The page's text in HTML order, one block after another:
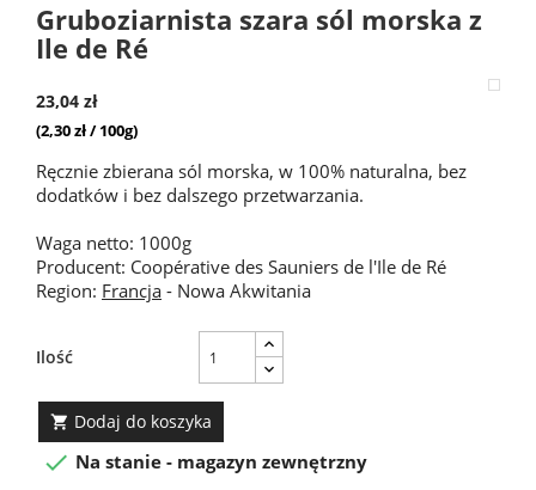
Gruboziarnista szara sól morska z
Ile de Ré
23,04 zł
(2,30 zł / 100g)
Ręcznie zbierana sól morska, w 100% naturalna, bez
dodatków i bez dalszego przetwarzania.
Waga netto: 1000g
Producent: Coopérative des Sauniers de l'Ile de Ré
Region: Francja - Nowa Akwitania
Ilość
 Dodaj do koszyka
 Na stanie - magazyn zewnętrzny